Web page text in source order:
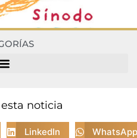
noticia
LinkedIn WhatsApp